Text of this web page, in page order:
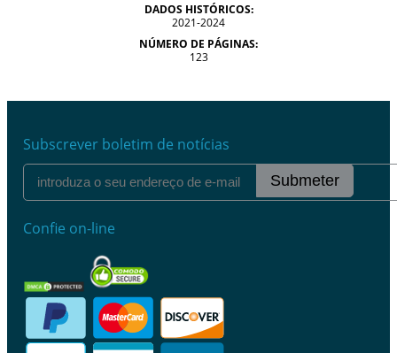
DADOS HISTÓRICOS:
2021-2024
NÚMERO DE PÁGINAS:
123
Subscrever boletim de notícias
Submeter
Confie on-line